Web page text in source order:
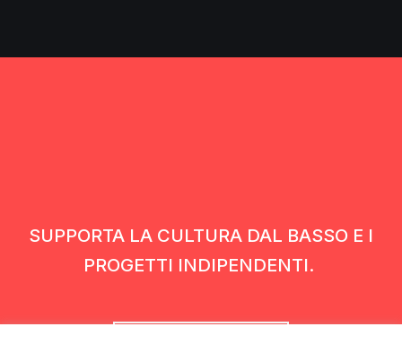
SUPPORTA LA CULTURA DAL BASSO E I
PROGETTI INDIPENDENTI.